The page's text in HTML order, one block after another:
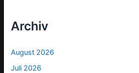
Archiv
August 2026
Juli 2026